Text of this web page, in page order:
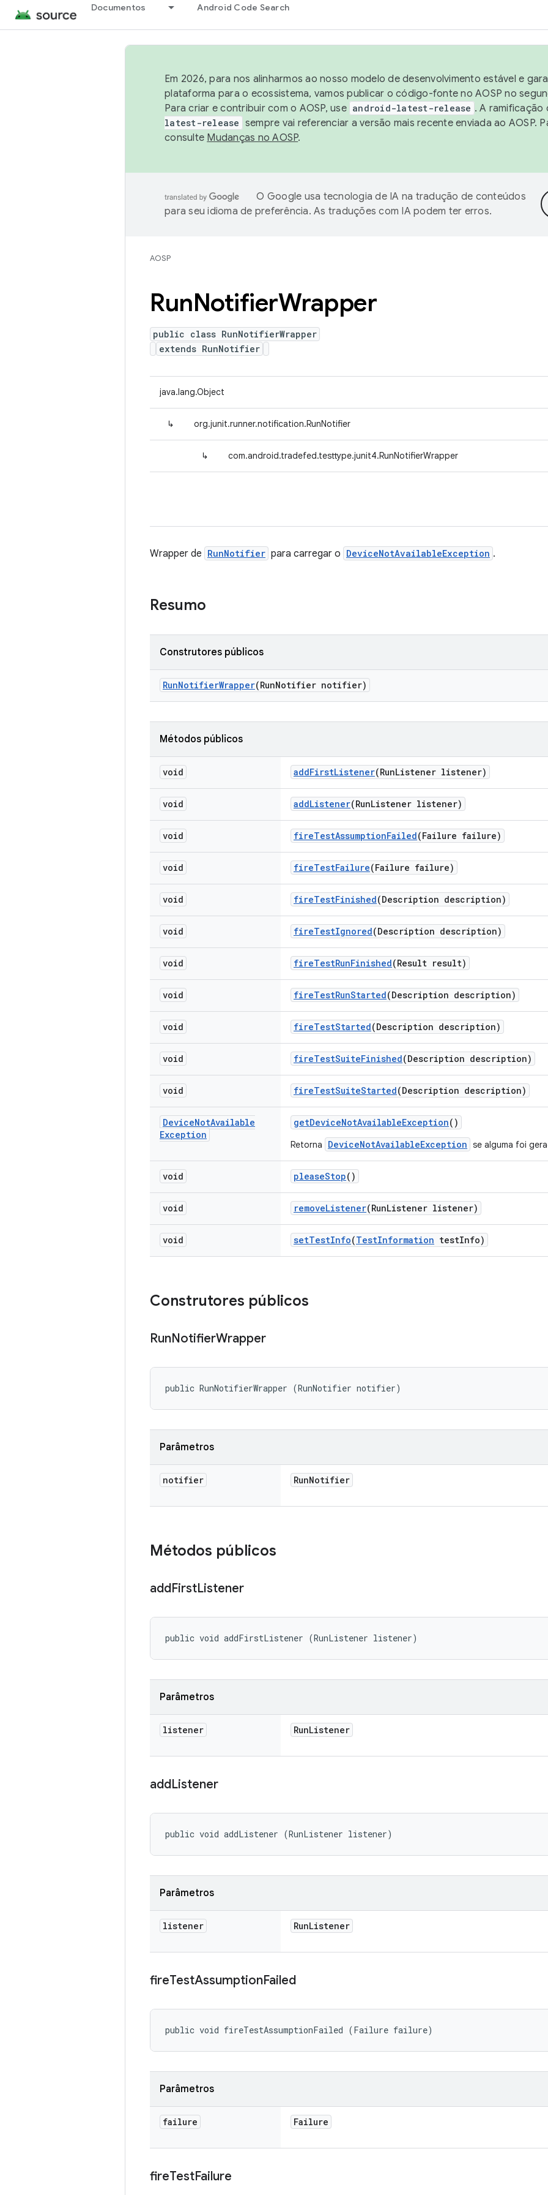
Documentos Android Code Search
Em 2026, para nos alinharmos ao nosso modelo de desenvolvimento estável e
plataforma para o ecossistema, vamos publicar o código-fonte no AOSP no
Para criar e contribuir com o AOSP, use android-latest-release . A
latest-release sempre vai referenciar a versão mais recente enviada ao AOSP.
consulte Mudanças no AOSP.
O Google usa tecnologia de IA na tradução de conteúdos
para seu idioma de preferência. As traduções com IA podem ter erros.
AOSP
RunNotifierWrapper
public class RunNotifierWrapper
extends RunNotifier
java.lang.Object
↳ org.junit.runner.notification.RunNotifier
↳ com.android.tradefed.testtype.junit4.RunNotifierWrapper
Wrapper de RunNotifier para carregar o DeviceNotAvailableException .
Resumo
Construtores públicos
RunNotifierWrapper(RunNotifier notifier)
Métodos públicos
void addFirstListener(RunListener listener)
void addListener(RunListener listener)
void fireTestAssumptionFailed(Failure failure)
void fireTestFailure(Failure failure)
void fireTestFinished(Description description)
void fireTestIgnored(Description description)
void fireTestRunFinished(Result result)
void fireTestRunStarted(Description description)
void fireTestStarted(Description description)
void fireTestSuiteFinished(Description description)
void fireTestSuiteStarted(Description description)
DeviceNotAvailable
Exception
getDeviceNotAvailableException()
Retorna DeviceNotAvailableException se alguma foi
void pleaseStop()
void removeListener(RunListener listener)
void setTestInfo(TestInformation testInfo)
Construtores públicos
RunNotifierWrapper
public RunNotifierWrapper (RunNotifier notifier)
Parâmetros
notifier RunNotifier
Métodos públicos
addFirstListener
public void addFirstListener (RunListener listener)
Parâmetros
listener RunListener
addListener
public void addListener (RunListener listener)
Parâmetros
listener RunListener
fireTestAssumptionFailed
public void fireTestAssumptionFailed (Failure failure)
Parâmetros
failure Failure
fireTestFailure